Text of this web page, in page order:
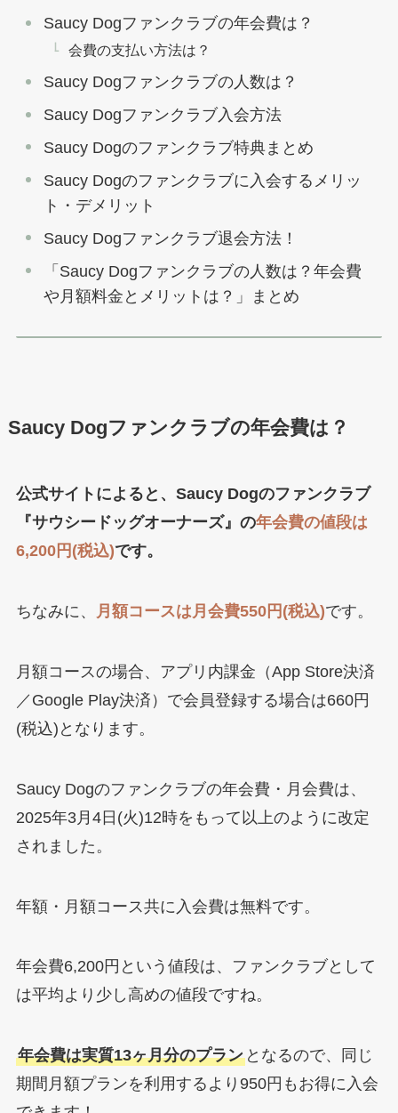
Saucy Dogファンクラブの年会費は？
会費の支払い方法は？
Saucy Dogファンクラブの人数は？
Saucy Dogファンクラブ入会方法
Saucy Dogのファンクラブ特典まとめ
Saucy Dogのファンクラブに入会するメリッ
ト・デメリット
Saucy Dogファンクラブ退会方法！
「Saucy Dogファンクラブの人数は？年会費
や月額料金とメリットは？」まとめ
Saucy Dogファンクラブの年会費は？
公式サイトによると、Saucy Dogのファンクラブ
『サウシードッグオーナーズ』の年会費の値段は
6,200円(税込)です。
ちなみに、 月額コースは月会費550円(税込)です。
月額コースの場合、アプリ内課金（App Store決済
／Google Play決済）で会員登録する場合は660円
(税込)となります。
Saucy Dogのファンクラブの年会費・月会費は、
2025年3月4日(火)12時をもって以上のように改定
されました。
年額・月額コース共に入会費は無料です。
年会費6,200円という値段は、ファンクラブとして
は平均より少し高めの値段ですね。
年会費は実質13ヶ月分のプランとなるので、同じ
期間月額プランを利用するより950円もお得に入会